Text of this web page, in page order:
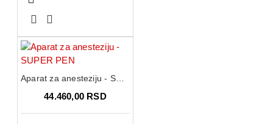
Aparat za anesteziju - SUPER PEN
44.460,00 RSD